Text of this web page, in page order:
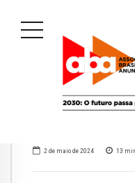
2 de maio de 2024 13